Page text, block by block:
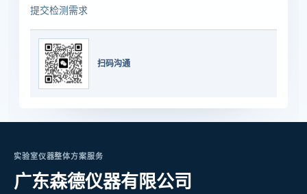
提交检测需求
扫码沟通
实验室仪器整体方案服务
广东森德仪器有限公司